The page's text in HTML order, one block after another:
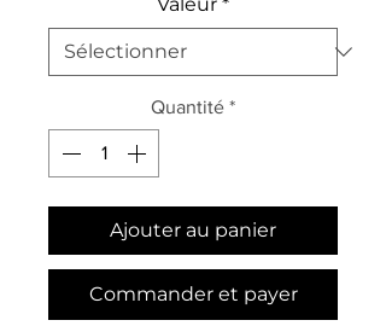
Quantité *
Ajouter au panier
Commander et payer